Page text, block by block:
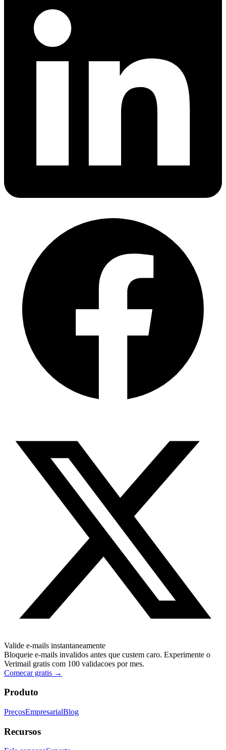
Valide e-mails instantaneamente
Bloqueie e-mails invalidos antes que custem caro. Experimente o
Verimail gratis com 100 validacoes por mes.
Comecar gratis →
Produto
PreçosEmpresarialBlog
Recursos